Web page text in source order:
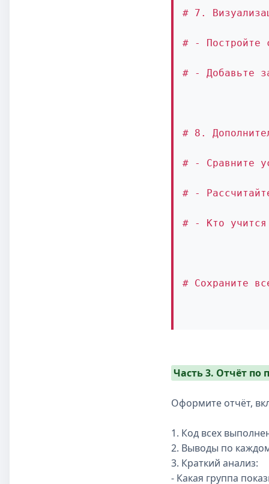
# 7.
# - Постройте
# - Добавьте
# 8.
# - Сравните
# -
# - Кто учится
# Сохраните
Часть 3. Отчёт по
Оформите отчёт,
1. Код всех
2. Выводы по
3. Краткий анализ:
- Какая группа